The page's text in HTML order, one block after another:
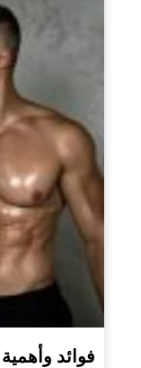
فوائد